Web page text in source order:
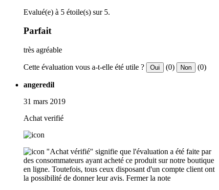
Evalué(e) à 5 étoile(s) sur 5.
Parfait
très agréable
Cette évaluation vous a-t-elle été utile ? Oui (0) Non (0)
angeredil
31 mars 2019
Achat verifié
"Achat vérifié" signifie que l'évaluation a été faite par
des consommateurs ayant acheté ce produit sur notre boutique
en ligne. Toutefois, tous ceux disposant d'un compte client ont
la possibilité de donner leur avis. Fermer la note